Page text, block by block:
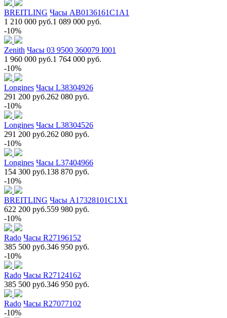
BREITLING Часы AB0136161C1A1
1 210 000 руб.1 089 000 руб.
-10%
Zenith Часы 03 9500 360079 I001
1 960 000 руб.1 764 000 руб.
-10%
Longines Часы L38304926
291 200 руб.262 080 руб.
-10%
Longines Часы L38304526
291 200 руб.262 080 руб.
-10%
Longines Часы L37404966
154 300 руб.138 870 руб.
-10%
BREITLING Часы A17328101C1X1
622 200 руб.559 980 руб.
-10%
Rado Часы R27196152
385 500 руб.346 950 руб.
-10%
Rado Часы R27124162
385 500 руб.346 950 руб.
Rado Часы R27077102
-10%